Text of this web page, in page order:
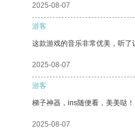
2025-08-07
游客
这款游戏的音乐非常优美，听了
2025-08-07
游客
梯子神器，ins随便看，美美哒！
2025-08-07